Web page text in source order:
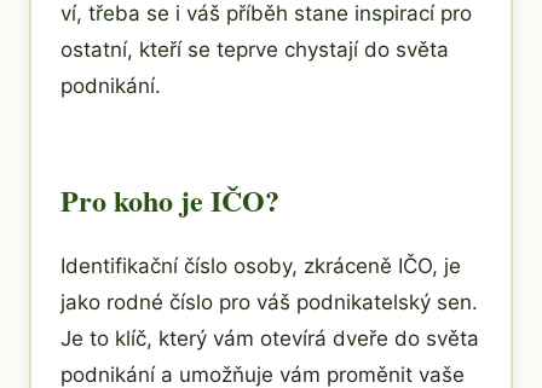
ví, třeba se i váš příběh stane inspirací pro
ostatní, kteří se teprve chystají do světa
podnikání.
Pro koho je IČO?
Identifikační číslo osoby, zkráceně IČO, je
jako rodné číslo pro váš podnikatelský sen.
Je to klíč, který vám otevírá dveře do světa
podnikání a umožňuje vám proměnit vaše